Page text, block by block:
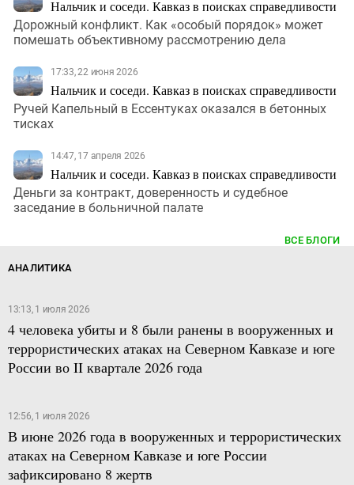
Нальчик и соседи. Кавказ в поисках справедливости
Дорожный конфликт. Как «особый порядок» может
помешать объективному рассмотрению дела
17:33, 22 июня 2026
Нальчик и соседи. Кавказ в поисках справедливости
Ручей Капельный в Ессентуках оказался в бетонных
тисках
14:47, 17 апреля 2026
Нальчик и соседи. Кавказ в поисках справедливости
Деньги за контракт, доверенность и судебное
заседание в больничной палате
ВСЕ БЛОГИ
АНАЛИТИКА
13:13, 1 июля 2026
4 человека убиты и 8 были ранены в вооруженных и
террористических атаках на Северном Кавказе и юге
России во II квартале 2026 года
12:56, 1 июля 2026
В июне 2026 года в вооруженных и террористических
атаках на Северном Кавказе и юге России
зафиксировано 8 жертв